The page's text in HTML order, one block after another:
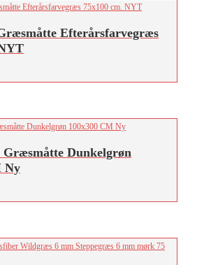
Efterårsfarvegræs
Græsmåtte Dunkelgrøn
Ny